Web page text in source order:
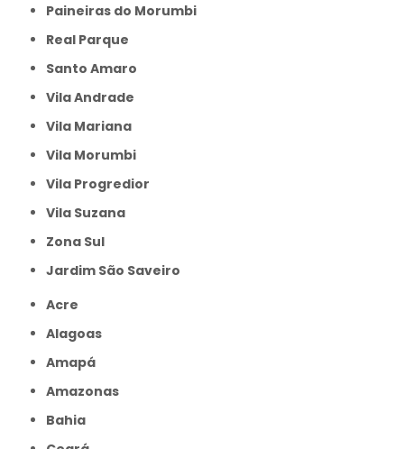
Paineiras do Morumbi
Real Parque
Santo Amaro
Vila Andrade
Vila Mariana
Vila Morumbi
Vila Progredior
Vila Suzana
Zona Sul
jardim São Saveiro
Acre
Alagoas
Amapá
Amazonas
Bahia